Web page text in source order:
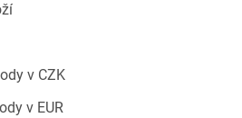
v CZK
v EUR